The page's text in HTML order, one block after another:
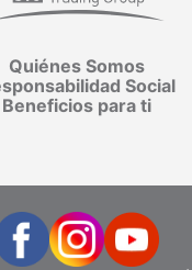
Quiénes Somos
Social
Beneficios para ti